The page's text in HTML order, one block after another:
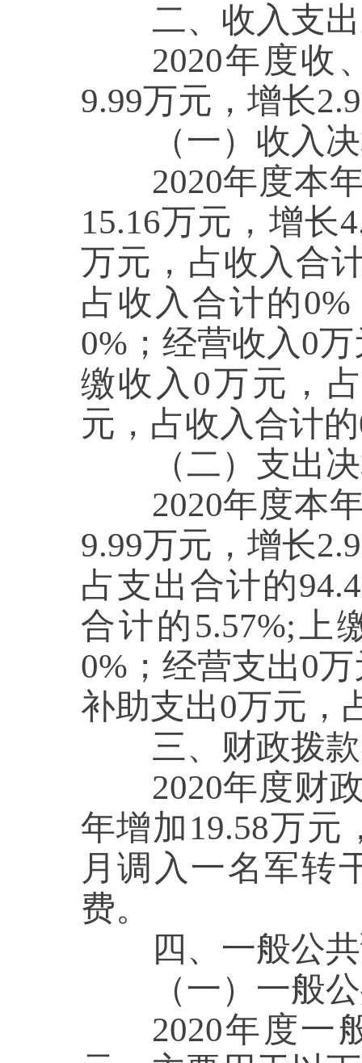
二、收入支出
2020年度收
9.99万元，增长
（一） 收入
2020年度本年
15.16万元，增长
万元，占收入合
占收入合计的0
0%；经营收入0万
缴收入 0万元，
元，占收入合计的
（二） 支出
2020年度本年
9.99万元，增长
占支出合计的
合计的5.57%;上
0%；经营支出0万
补助支出0万元，
三、财政拨款
2020年度财政
年增加19.58万元
月调入一名军转
费。
四、一般公共
（一）一般公
2020年度一